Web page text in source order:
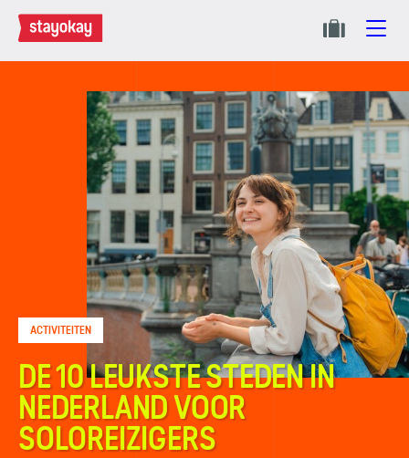
ACTIVITEITEN
DE 10 LEUKSTE STEDEN IN
NEDERLAND VOOR
SOLOREIZIGERS